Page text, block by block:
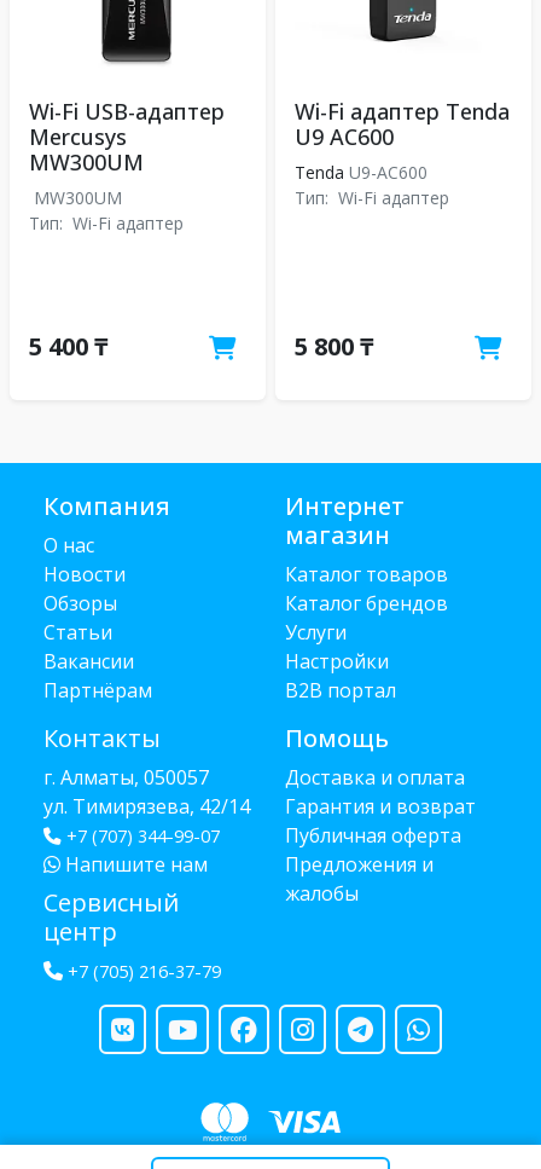
Wi-Fi USB-адаптер
Mercusys
MW300UM
MW300UM
Тип: Wi-Fi адаптер
5 400 ₸
Wi-Fi адаптер Tenda
U9 AC600
Tenda U9-AC600
Тип: Wi-Fi адаптер
5 800 ₸
Компания
О нас
Новости
Обзоры
Статьи
Вакансии
Партнёрам
Контакты
г. Алматы, 050057
ул. Тимирязева, 42/14
+7 (707) 344-99-07
Напишите нам
Сервисный
центр
+7 (705) 216-37-79
Интернет
магазин
Каталог товаров
Каталог брендов
Услуги
Настройки
B2B портал
Помощь
Доставка и оплата
Гарантия и возврат
Публичная оферта
Предложения и
жалобы